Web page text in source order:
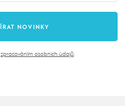
zpracováním osobních údajů.